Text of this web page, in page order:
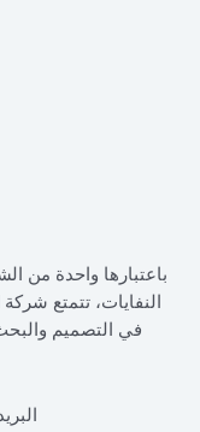
باعتبارها واحدة من
في التصميم